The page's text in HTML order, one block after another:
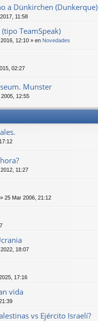
a Dünkirchen (Dunkerque)
11:58
TeamSpeak)
12:10 » en Novedades
02:27
Munster
12:55
11:27
» 25 Mar 2006, 21:12
18:07
17:16
vida
vs Ejército Israelí?